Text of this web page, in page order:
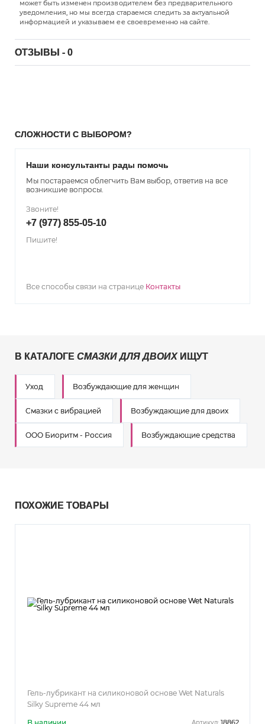
может быть изменен производителем без предварительного
уведомления, но мы всегда стараемся следить за актуальной
информацией и указываем ее своевременно на сайте.
ОТЗЫВЫ - 0
СЛОЖНОСТИ С ВЫБОРОМ?
Наши консультанты рады помочь
Мы постараемся облегчить Вам выбор, ответив на все
возникшие вопросы.
Звоните!
+7 (977) 855-05-10
Пишите!
Все способы связи на странице Контакты
В КАТАЛОГЕ СМАЗКИ ДЛЯ ДВОИХИЩУТ
Уход Возбуждающие для женщин
Смазки с вибрацией Возбуждающие для двоих
ООО Биоритм - Россия Возбуждающие средства
ПОХОЖИЕ ТОВАРЫ
Гель-лубрикант на силиконовой основе Wet Naturals
Silky Supreme 44 мл
18862